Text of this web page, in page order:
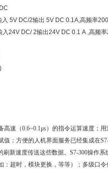
5V DC/2输出 5V DC 0.1A,高频率
24V DC/ 2输出24V DC 0.1 A ,高频
速（0.6~0.1μs）的指令运算速度；
；方便的人机界面服务已经集成在
新速度传送这些数据。S7-300操作系
超时，模块更换，等等）；多级口令